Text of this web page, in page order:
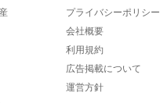
プライバシーポリシー
会社概要
利用規約
広告掲載について
運営方針